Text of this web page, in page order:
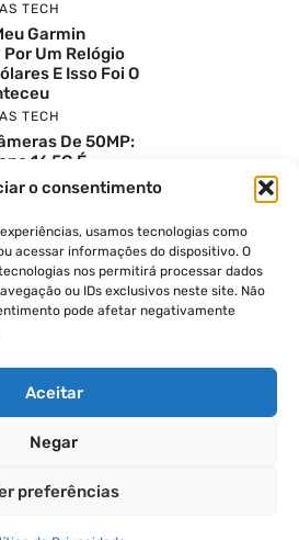
o consentimento
usamos tecnologias como
acessar informações do dispositivo. O
nos permitirá processar dados
ou IDs exclusivos neste site. Não
pode afetar negativamente
Aceitar
Negar
preferências
TECH
Garmin
Um Relógio
E Isso Foi O
TECH
De 50MP:
16 5G É
De
Entre O
Ultra E O
Galaxy S26 Ultra
DIGITAL
DE PRIVACIDADE